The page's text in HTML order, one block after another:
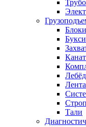
Блоки
Тали